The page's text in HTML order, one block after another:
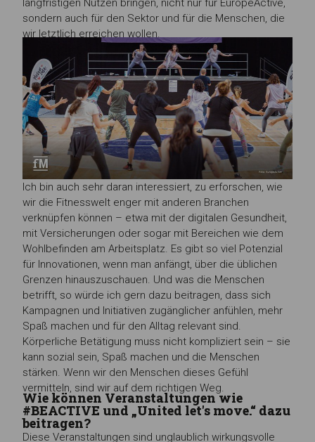
langfristigen Nutzen bringen, nicht nur für EuropeActive,
sondern auch für den Sektor und für die Menschen, die
wir letztlich erreichen wollen.
Ich bin auch sehr daran interessiert, zu erforschen, wie
wir die Fitnesswelt enger mit anderen Branchen
verknüpfen können – etwa mit der digitalen Gesundheit,
mit Versicherungen oder sogar mit Bereichen wie dem
Wohlbefinden am Arbeitsplatz. Es gibt so viel Potenzial
für Innovationen, wenn man anfängt, über die üblichen
Grenzen hinauszuschauen. Und was die Menschen
betrifft, so würde ich gern dazu beitragen, dass sich
Kampagnen und Initiativen zugänglicher anfühlen, mehr
Spaß machen und für den Alltag relevant sind.
Körperliche Betätigung muss nicht kompliziert sein – sie
kann sozial sein, Spaß machen und die Menschen
stärken. Wenn wir den Menschen dieses Gefühl
vermitteln, sind wir auf dem richtigen Weg.
Wie können Veranstaltungen wie
#BEACTIVE und „United let's move.“ dazu
beitragen?
Diese Veranstaltungen sind unglaublich wirkungsvolle